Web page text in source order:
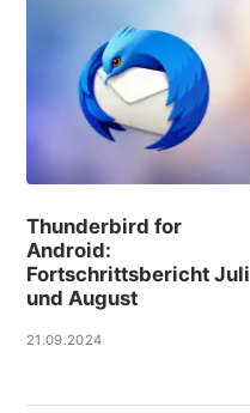
Thunderbird for
Android:
Fortschrittsbericht Juli
und August
21.09.2024